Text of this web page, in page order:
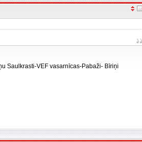
Saulkrasti-VEF vasarnīcas-Pabaži- Bīriņi